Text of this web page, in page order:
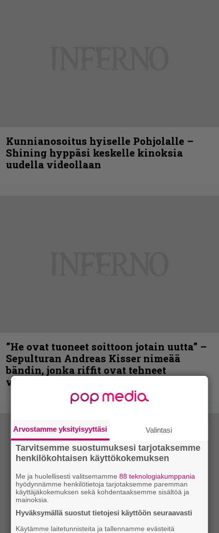
Kunnianosoitus hyiselle Pohjolalle –
Shining hyppäsi keskelle kinoksia
uudella videollaan
”He ovat tuoneet soittoon jotain uutta” –
Sepulturan Andreas Kisser nimeää
bändin, jonka riffit ovat tehneet
vaikutuksen
Arvostamme yksityisyyttäsi Valintasi
Tarvitsemme suostumuksesi tarjotaksemme
henkilökohtaisen käyttökokemuksen
Me ja huolellisesti valitsemamme88 teknologiakumppania
hyödynnämme henkilötietoja tarjotaksemme paremman
käyttäjäkokemuksen sekä kohdentaaksemme sisältöä ja
mainoksia.
Hyväksymällä suostut tietojesi käyttöön seuraavasti
Käytämme laitetunnisteita ja tallennamme evästeitä